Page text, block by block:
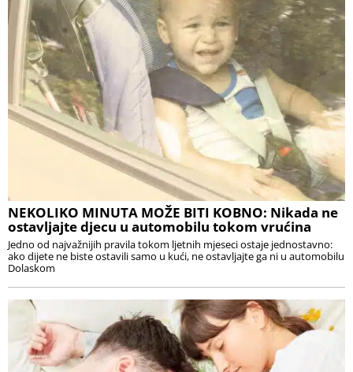
NEKOLIKO MINUTA MOŽE BITI KOBNO: Nikada ne
ostavljajte djecu u automobilu tokom vrućina
Jedno od najvažnijih pravila tokom ljetnih mjeseci ostaje jednostavno:
ako dijete ne biste ostavili samo u kući, ne ostavljajte ga ni u automobilu
Dolaskom